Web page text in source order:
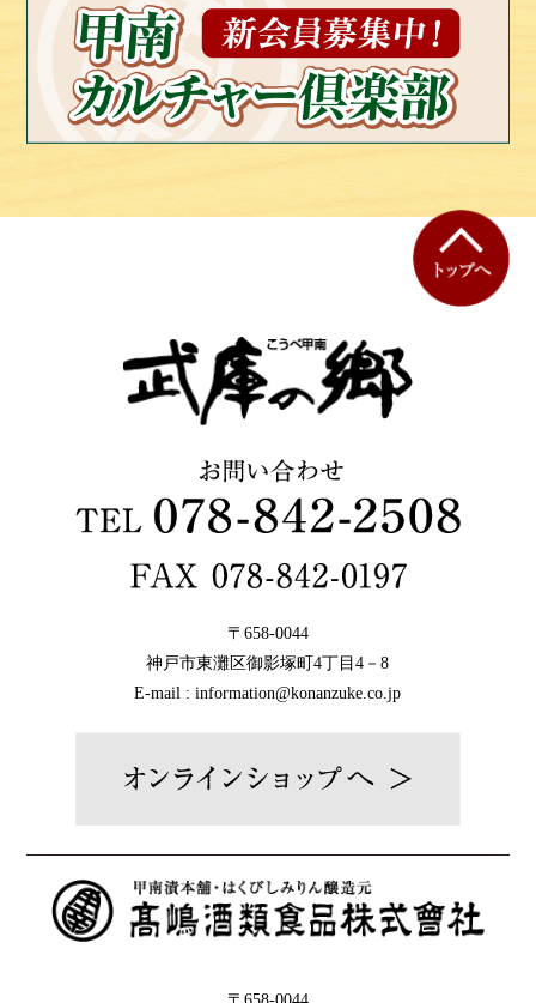
〒658-0044
神戸市東灘区御影塚町4丁目4－8
E-mail : information@konanzuke.co.jp